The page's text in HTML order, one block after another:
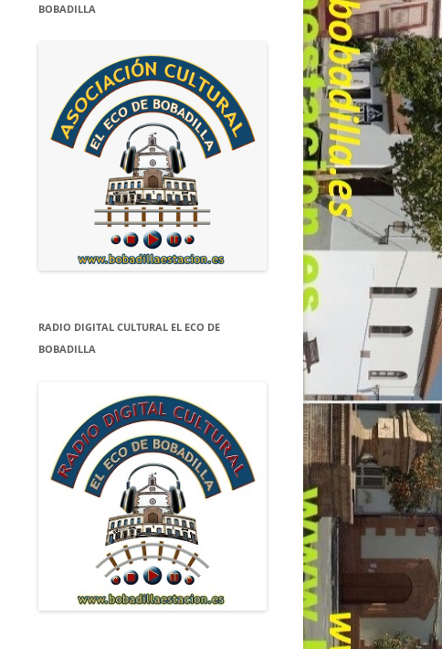
BOBADILLA
RADIO DIGITAL CULTURAL EL ECO DE
BOBADILLA